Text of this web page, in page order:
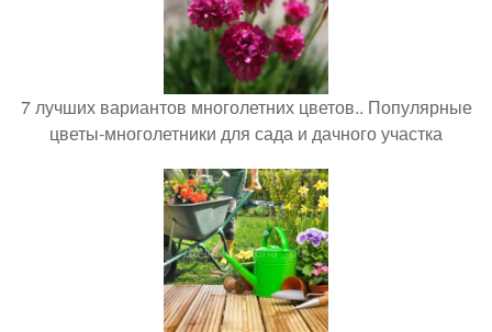
7 лучших вариантов многолетних цветов.. Популярные
цветы-многолетники для сада и дачного участка